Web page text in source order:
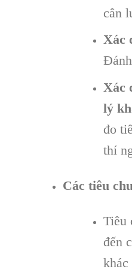
cân
Xác
Xác
lý
đo
thí
Các tiêu
Tiêu
đến
khác